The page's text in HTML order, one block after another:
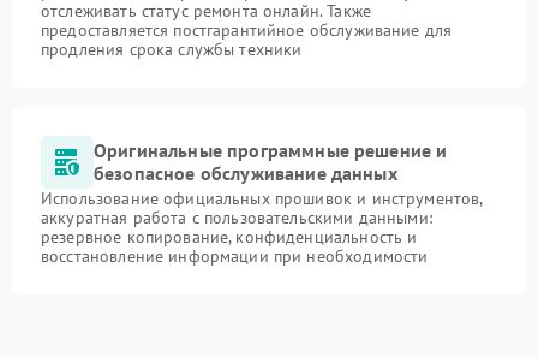
отслеживать статус ремонта онлайн. Также
предоставляется постгарантийное обслуживание для
продления срока службы техники
Оригинальные программные решение и
безопасное обслуживание данных
Использование официальных прошивок и инструментов,
аккуратная работа с пользовательскими данными:
резервное копирование, конфиденциальность и
восстановление информации при необходимости